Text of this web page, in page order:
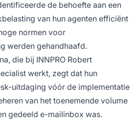
de behoefte aan een
van hun agenten efficiënt
normen voor
werden gehandhaafd.
die bij INNPRO Robert
werkt, zegt dat hun
uitdaging vóór de implementatie
van het toenemende volume
gedeeld e-mailinbox was.